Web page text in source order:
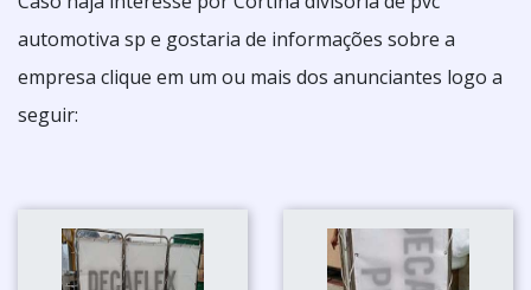
automotiva sp e gostaria de informações sobre a
empresa clique em um ou mais dos anunciantes logo a
seguir: